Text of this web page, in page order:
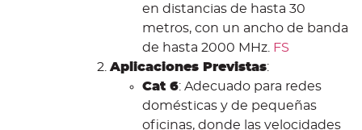
en distancias de hasta 30
metros, con un ancho de banda
de hasta 2000 MHz.
FS
Aplicaciones Previstas:
Cat 6: Adecuado para redes
domésticas y de pequeñas
oficinas, donde las velocidades